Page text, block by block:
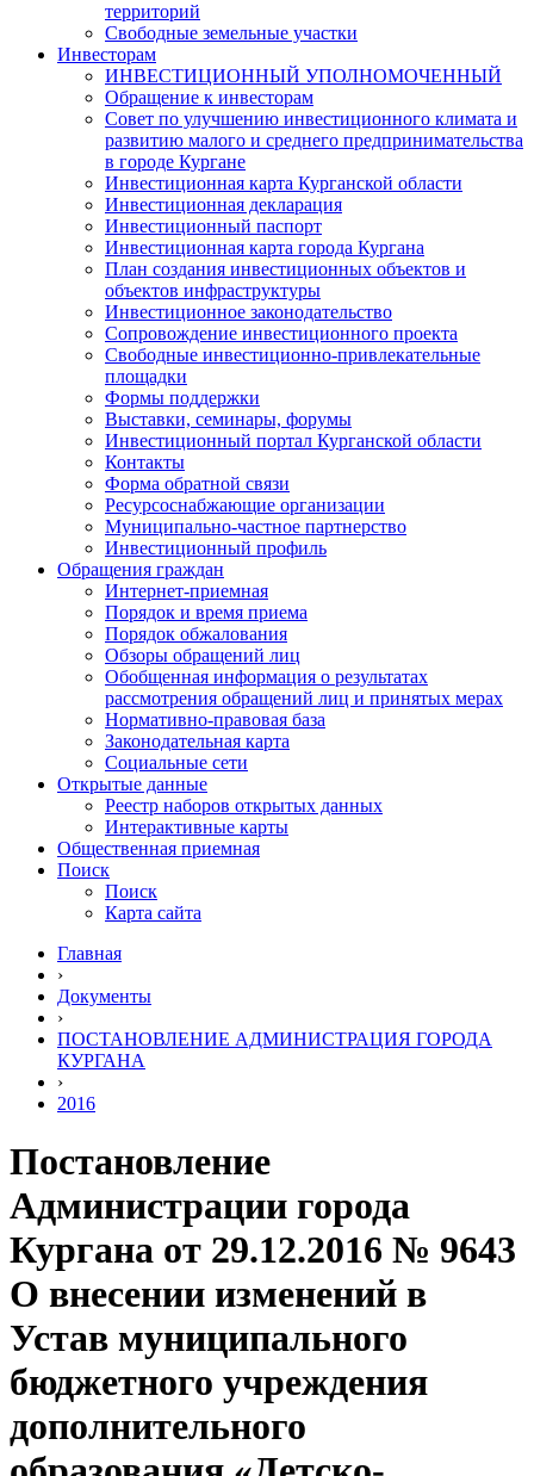
территорий
Свободные земельные участки
Инвесторам
ИНВЕСТИЦИОННЫЙ УПОЛНОМОЧЕННЫЙ
Обращение к инвесторам
Совет по улучшению инвестиционного климата и
развитию малого и среднего предпринимательства
в городе Кургане
Инвестиционная карта Курганской области
Инвестиционная декларация
Инвестиционный паспорт
Инвестиционная карта города Кургана
План создания инвестиционных объектов и
объектов инфраструктуры
Инвестиционное законодательство
Сопровождение инвестиционного проекта
Свободные инвестиционно-привлекательные
площадки
Формы поддержки
Выставки, семинары, форумы
Инвестиционный портал Курганской области
Контакты
Форма обратной связи
Ресурсоснабжающие организации
Муниципально-частное партнерство
Инвестиционный профиль
Обращения граждан
Интернет-приемная
Порядок и время приема
Порядок обжалования
Обзоры обращений лиц
Обобщенная информация о результатах
рассмотрения обращений лиц и принятых мерах
Нормативно-правовая база
Законодательная карта
Социальные сети
Открытые данные
Реестр наборов открытых данных
Интерактивные карты
Общественная приемная
Поиск
Поиск
Карта сайта
Главная
›
Документы
›
ПОСТАНОВЛЕНИЕ АДМИНИСТРАЦИЯ ГОРОДА
КУРГАНА
›
2016
Постановление
Администрации города
Кургана от 29.12.2016 № 9643
О внесении изменений в
Устав муниципального
бюджетного учреждения
дополнительного